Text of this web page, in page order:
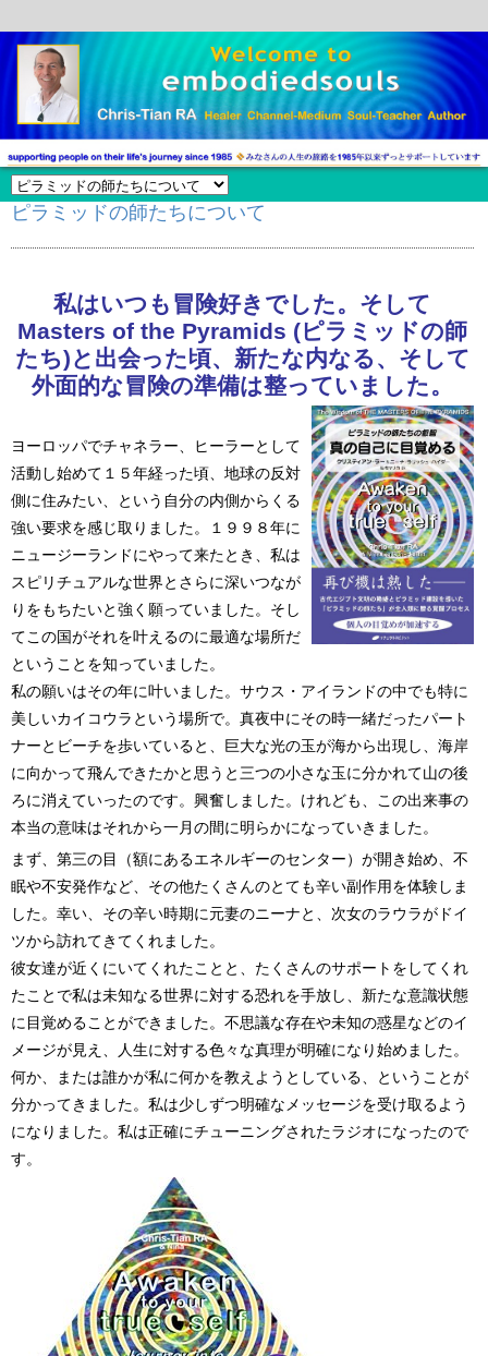
ピラミッドの師たちについて
私はいつも冒険好きでした。そして
Masters of the Pyramids (ピラミッドの師
たち)と出会った頃、新たな内なる、そして
外面的な冒険の準備は整っていました。
ヨーロッパでチャネラー、ヒーラーとして
活動し始めて１５年経った頃、地球の反対
側に住みたい、という自分の内側からくる
強い要求を感じ取りました。１９９８年に
ニュージーランドにやって来たとき、私は
スピリチュアルな世界とさらに深いつなが
りをもちたいと強く願っていました。そし
てこの国がそれを叶えるのに最適な場所だ
ということを知っていました。
私の願いはその年に叶いました。サウス・アイランドの中でも特に
美しいカイコウラという場所で。真夜中にその時一緒だったパート
ナーとビーチを歩いていると、巨大な光の玉が海から出現し、海岸
に向かって飛んできたかと思うと三つの小さな玉に分かれて山の後
ろに消えていったのです。興奮しました。けれども、この出来事の
本当の意味はそれから一月の間に明らかになっていきました。
まず、第三の目（額にあるエネルギーのセンター）が開き始め、不
眠や不安発作など、その他たくさんのとても辛い副作用を体験しま
した。幸い、その辛い時期に元妻のニーナと、次女のラウラがドイ
ツから訪れてきてくれました。
彼女達が近くにいてくれたことと、たくさんのサポートをしてくれ
たことで私は未知なる世界に対する恐れを手放し、新たな意識状態
に目覚めることができました。不思議な存在や未知の惑星などのイ
メージが見え、人生に対する色々な真理が明確になり始めました。
何か、または誰かが私に何かを教えようとしている、ということが
分かってきました。私は少しずつ明確なメッセージを受け取るよう
になりました。私は正確にチューニングされたラジオになったので
す。